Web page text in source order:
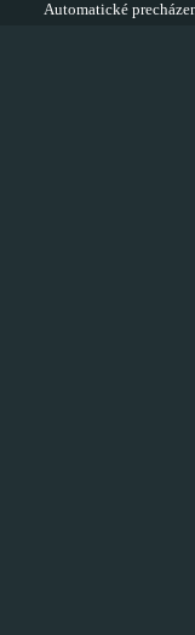
Automatické